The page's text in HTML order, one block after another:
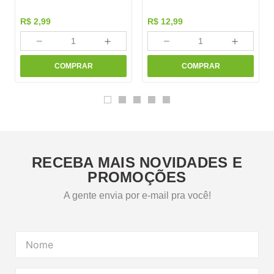
R$ 2,99
＋
－
COMPRAR
R$ 12,99
＋
－
COMPRAR
RECEBA MAIS NOVIDADES E
PROMOÇÕES
A gente envia por e-mail pra você!